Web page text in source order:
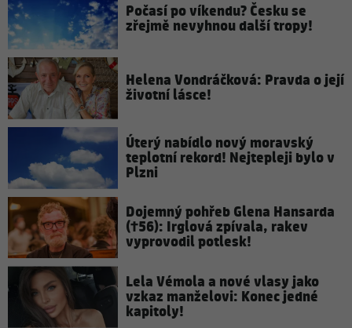
Počasí po víkendu? Česku se
zřejmě nevyhnou další tropy!
Helena Vondráčková: Pravda o její
životní lásce!
Úterý nabídlo nový moravský
teplotní rekord! Nejtepleji bylo v
Plzni
Dojemný pohřeb Glena Hansarda
(†56): Irglová zpívala, rakev
vyprovodil potlesk!
Lela Vémola a nové vlasy jako
vzkaz manželovi: Konec jedné
kapitoly!